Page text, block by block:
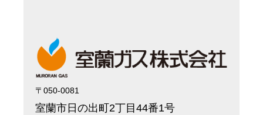
〒050-0081
室蘭市日の出町2丁目44番1号